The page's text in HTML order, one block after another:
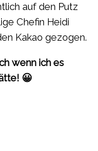
auf den Putz
Chefin Heidi
Kakao gezogen.
wenn ich es
😀